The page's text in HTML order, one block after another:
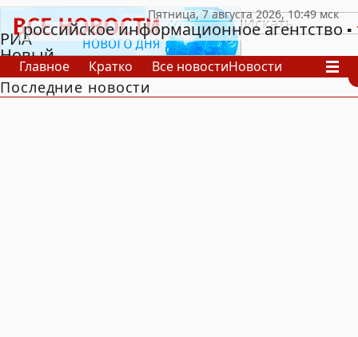
РИА
Новый
День
российское информационное агентство
Главное Кратко Все новостиНовости
В России
В мире
Последние новости